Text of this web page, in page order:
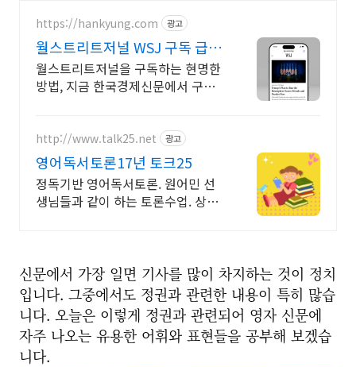
https://hankyung.com 광고
월스트리트저널 WSJ 구독 급변
하는 증시를 읽는 가이드
월스트리트저널을 구독하는 현명한
방법, 지금 한국경제신문에서 구독
http://www.talk25.net 광고
영어독서토론17년 토크25
정독기반 영어독서토론. 원어민 선
생님들과 같이 하는 토론수업. 상위
신문에서 가장 일면 기사를 많이 차지하는 것이 정치
입니다. 그중에서도 정권과 관련한 내용이 특히 많습
니다. 오늘은 이렇게 정권과 관련되어 영자 신문에
자주 나오는 유용한 어휘와 표현들을 공부해 보겠습
니다.